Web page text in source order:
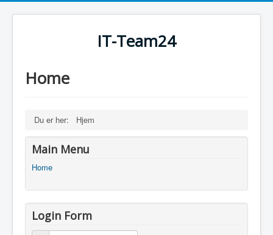
IT-Team24
Home
Du er her: Hjem
Main Menu
Home
Login Form